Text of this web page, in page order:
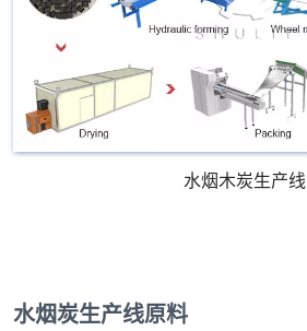
水烟木炭生产线
水烟炭生产线原料